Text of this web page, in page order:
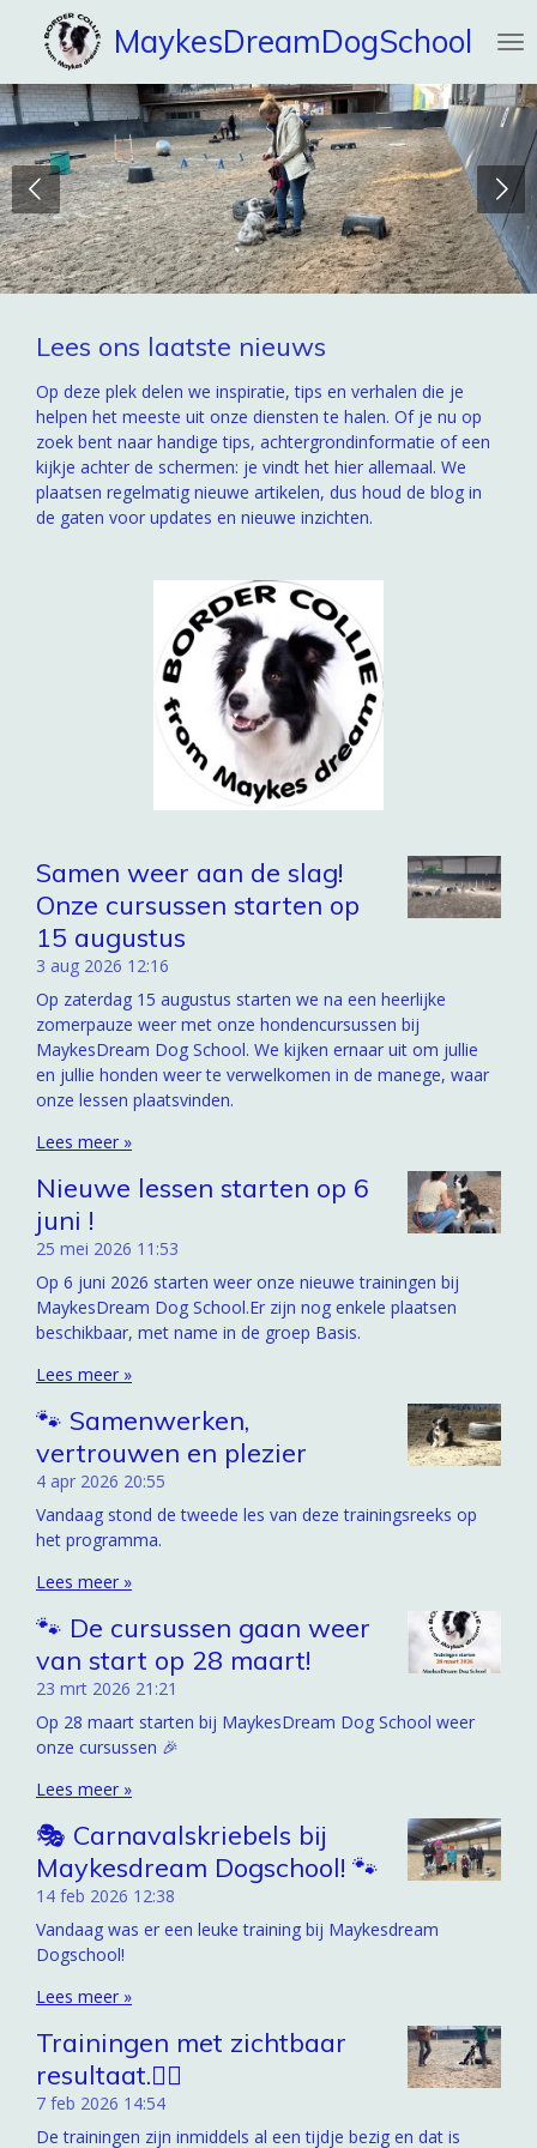
direct
de
hoofdinhoud
MaykesDreamDogSchool
Lees ons laatste nieuws
Op deze plek delen we inspiratie, tips en verhalen die je
helpen het meeste uit onze diensten te halen. Of je nu op
zoek bent naar handige tips, achtergrondinformatie of een
kijkje achter de schermen: je vindt het hier allemaal. We
plaatsen regelmatig nieuwe artikelen, dus houd de blog in
de gaten voor updates en nieuwe inzichten.
Samen weer aan de slag!
Onze cursussen starten op
15 augustus
3 aug 2026 12:16
Op zaterdag 15 augustus starten we na een heerlijke
zomerpauze weer met onze hondencursussen bij
MaykesDream Dog School. We kijken ernaar uit om jullie
en jullie honden weer te verwelkomen in de manege, waar
onze lessen plaatsvinden.
Lees meer »
Nieuwe lessen starten op 6
juni !
25 mei 2026 11:53
Op 6 juni 2026 starten weer onze nieuwe trainingen bij
MaykesDream Dog School.Er zijn nog enkele plaatsen
beschikbaar, met name in de groep Basis.
Lees meer »
🐾 Samenwerken,
vertrouwen en plezier
4 apr 2026 20:55
Vandaag stond de tweede les van deze trainingsreeks op
het programma.
Lees meer »
🐾 De cursussen gaan weer
van start op 28 maart!
23 mrt 2026 21:21
Op 28 maart starten bij MaykesDream Dog School weer
onze cursussen 🎉
Lees meer »
🎭 Carnavalskriebels bij
Maykesdream Dogschool! 🐾
14 feb 2026 12:38
Vandaag was er een leuke training bij Maykesdream
Dogschool!
Lees meer »
Trainingen met zichtbaar
resultaat.🐕‍🦺
7 feb 2026 14:54
De trainingen zijn inmiddels al een tijdje bezig en dat is